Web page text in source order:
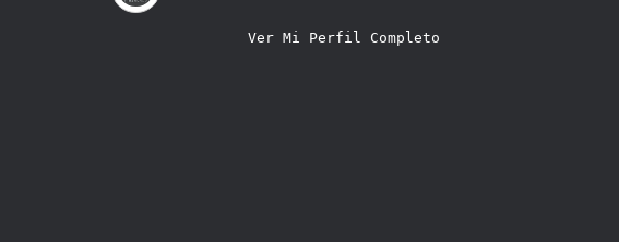
Ver Mi Perfil Completo